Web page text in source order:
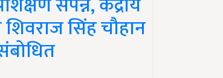
शिवराज सिंह चौहान